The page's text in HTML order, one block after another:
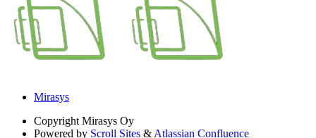
Mirasys
Copyright Mirasys Oy
Powered by Scroll Sites & Atlassian Confluence